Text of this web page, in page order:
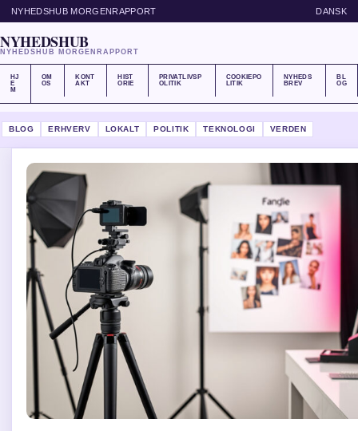
NYHEDSHUB MORGENRAPPORT DANSK
NYHEDSHUB
NYHEDSHUB MORGENRAPPORT
HJ
E
M
OM
OS
KONT
AKT
HIST
ORIE
PRIVATLIVSP
OLITIK
COOKIEPO
LITIK
NYHEDS
BREV
BL
OG
BLOG ERHVERV LOKALT POLITIK TEKNOLOGI VERDEN